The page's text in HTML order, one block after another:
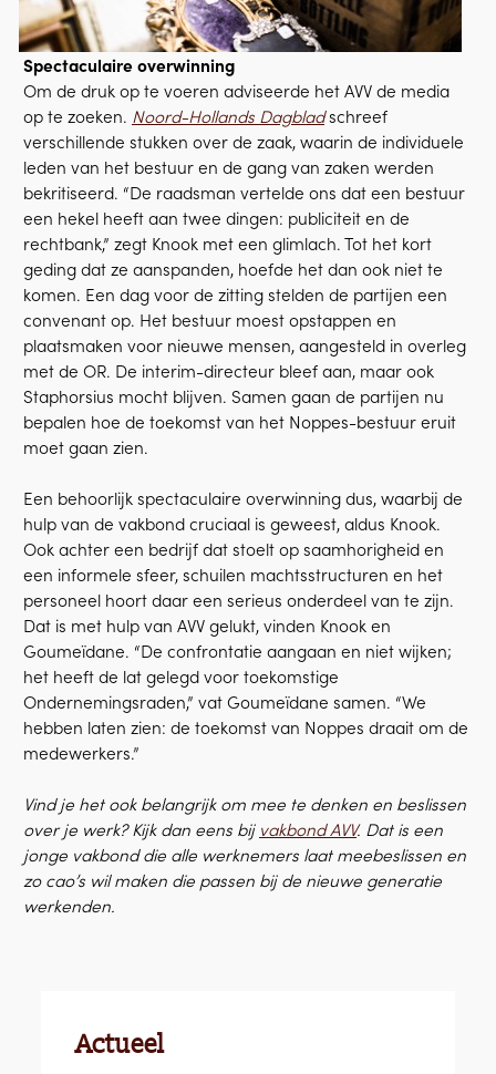
Spectaculaire overwinning
Om de druk op te voeren adviseerde het AVV de media
op te zoeken. Noord-Hollands Dagbladschreef
verschillende stukken over de zaak, waarin de individuele
leden van het bestuur en de gang van zaken werden
bekritiseerd. “De raadsman vertelde ons dat een bestuur
een hekel heeft aan twee dingen: publiciteit en de
rechtbank,” zegt Knook met een glimlach. Tot het kort
geding dat ze aanspanden, hoefde het dan ook niet te
komen. Een dag voor de zitting stelden de partijen een
convenant op. Het bestuur moest opstappen en
plaatsmaken voor nieuwe mensen, aangesteld in overleg
met de OR. De interim-directeur bleef aan, maar ook
Staphorsius mocht blijven. Samen gaan de partijen nu
bepalen hoe de toekomst van het Noppes-bestuur eruit
moet gaan zien.
Een behoorlijk spectaculaire overwinning dus, waarbij de
hulp van de vakbond cruciaal is geweest, aldus Knook.
Ook achter een bedrijf dat stoelt op saamhorigheid en
een informele sfeer, schuilen machtsstructuren en het
personeel hoort daar een serieus onderdeel van te zijn.
Dat is met hulp van AVV gelukt, vinden Knook en
Goumeïdane. “De confrontatie aangaan en niet wijken;
het heeft de lat gelegd voor toekomstige
Ondernemingsraden,” vat Goumeïdane samen. “We
hebben laten zien: de toekomst van Noppes draait om de
medewerkers.”
Vind je het ook belangrijk om mee te denken en beslissen
over je werk? Kijk dan eens bij vakbond AVV. Dat is een
jonge vakbond die alle werknemers laat meebeslissen en
zo cao’s wil maken die passen bij de nieuwe generatie
werkenden.
Actueel